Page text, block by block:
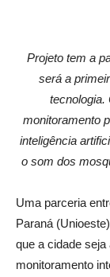
Projeto tem a
será a
tecnologia.
monitoramento
inteligência
o som dos
Uma parceria
Paraná
que a cidade
monitoramento